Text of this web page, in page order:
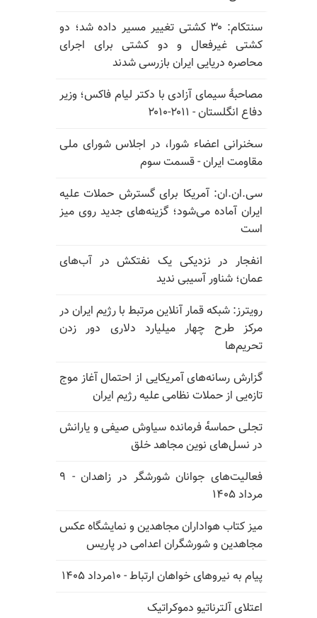
سنتکام: ۳۰ کشتی تغییر مسیر داده شد؛ دو
کشتی غیرفعال و دو کشتی برای اجرای
محاصره دریایی ایران بازرسی شدند
مصاحبهٔ سیمای آزادی با دکتر لیام فاکس؛ وزیر
دفاع انگلستان - ۲۰۱۱-۲۰۱۰
سخنرانی اعضاء شورا، در اجلاس شورای ملی
مقاومت ایران - قسمت سوم
سی.ان.ان: آمریکا برای گسترش حملات علیه
ایران آماده می‌شود؛ گزینه‌های جدید روی میز
است
انفجار در نزدیکی یک نفتکش در آب‌های
عمان؛ شناور آسیبی ندید
رویترز: شبکه قمار آنلاین مرتبط با رژیم ایران در
مرکز طرح چهار میلیارد دلاری دور زدن
تحریم‌ها
گزارش رسانه‌های آمریکایی از احتمال آغاز موج
تازه‌یی از حملات نظامی علیه رژیم ایران
تجلی حماسه‌ٔ فرمانده سیاوش صیفی و یارانش
در نسل‌های نوین مجاهد خلق
فعالیت‌های جوانان شورشگر در زاهدان - ۹
مرداد ۱۴۰۵
میز کتاب هواداران مجاهدین و نمایشگاه عکس
مجاهدین و شورشگران اعدامی در پاریس
پیام به نیروهای خواهان ارتباط - ۱۰مرداد ۱۴۰۵
اعتلای آلترناتیو دموکراتیک